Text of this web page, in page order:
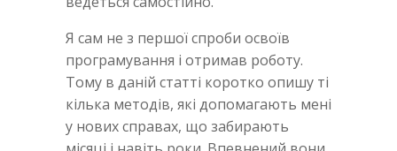
Я сам не з першої спроби освоїв
програмування і отримав роботу.
Тому в даній статті коротко опишу ті
кілька методів, які допомагають мені
у нових справах, що забирають